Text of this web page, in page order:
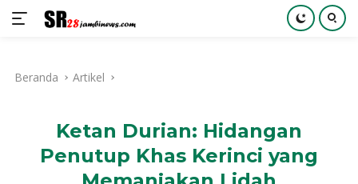
kontenBeranda Artikel
Ketan Durian: Hidangan
Penutup Khas Kerinci yang